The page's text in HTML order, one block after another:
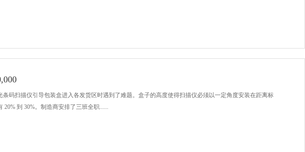
码扫描仪引导包装盒进入各发货区时遇到了难题。盒子的高度使得扫描仪必须以一定角度安装在距离标
到 30%。制造商安排了三班全职......